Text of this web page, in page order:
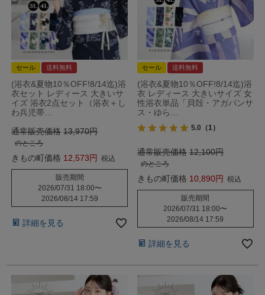
セール 送料無料
(浴衣&夏物10％OFF!8/14迄)浴
衣セット レディース 大きいサ
イズ 浴衣2点セット（浴衣＋し
わ兵児帯…
通常販売価格 13,970
のところ
きもの町価格 12,573 税込
販売期間
2026/07/31 18:00〜
2026/08/14 17:59
詳細を見る
セール 送料無料
(浴衣&夏物10％OFF!8/14迄)浴
衣 レディース 大きいサイズ 女
性浴衣単品「貝殻・アガパンサ
ス・ゆら…
5.0 （1）
通常販売価格 12,100
のところ
きもの町価格 10,890 税込
販売期間
2026/07/31 18:00〜
2026/08/14 17:59
詳細を見る